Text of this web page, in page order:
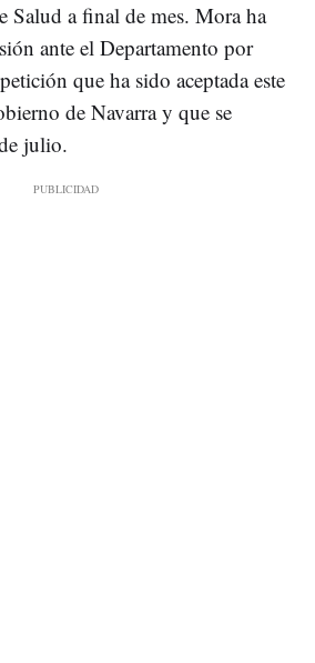
Salud a final de mes. Mora ha
ante el Departamento por
que ha sido aceptada este
de Navarra y que se
julio.